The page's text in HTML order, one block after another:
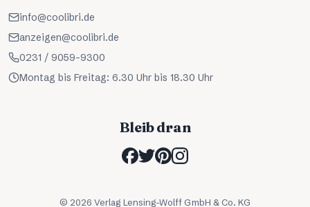
info@coolibri.de
anzeigen@coolibri.de
0231 / 9059-9300
Montag bis Freitag: 6.30 Uhr bis 18.30 Uhr
Bleib dran
© 2026 Verlag Lensing-Wolff GmbH & Co. KG